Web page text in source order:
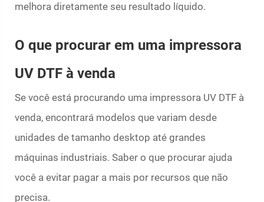
melhora diretamente seu resultado líquido.
O que procurar em uma impressora
UV DTF à venda
Se você está procurando uma impressora UV DTF à
venda, encontrará modelos que variam desde
unidades de tamanho desktop até grandes
máquinas industriais. Saber o que procurar ajuda
você a evitar pagar a mais por recursos que não
precisa.